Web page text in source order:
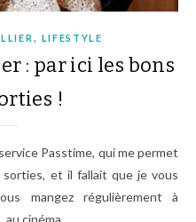
, LIFESTYLE
: par ici les bons
!
et il fallait que je vous
mangez régulièrement à
cinéma,…